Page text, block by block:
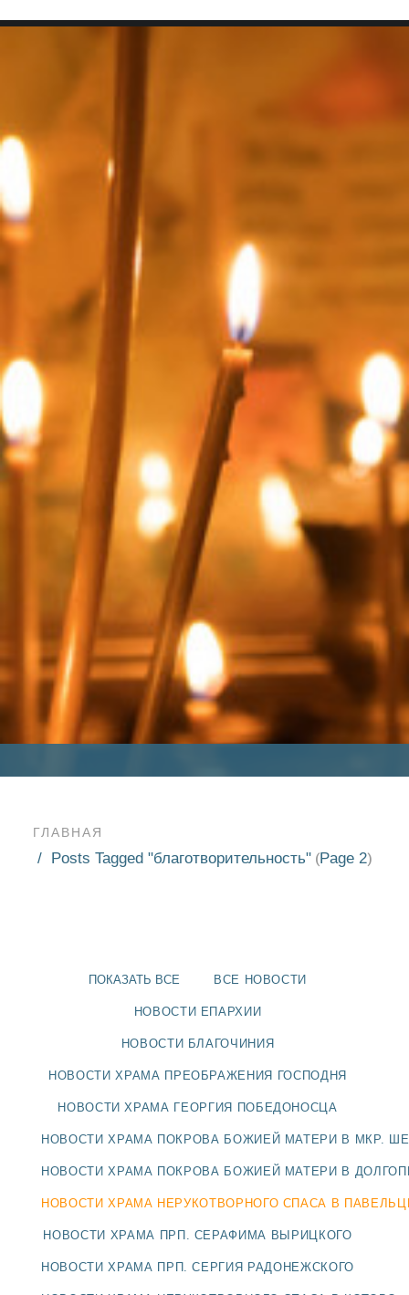
SEARCH
НОВОСТИ
БЛАГОЧИНИЯ
ДОЛГОПРУДНЕНСКОЕ
СЕРГИЕВО-ПОСАДСКОЙ
ГЛАВНАЯ
Posts Tagged "благотворительность" (Page 2)
ПОКАЗАТЬ ВСЕ ВСЕ НОВОСТИ
НОВОСТИ ЕПАРХИИ
НОВОСТИ БЛАГОЧИНИЯ
НОВОСТИ ХРАМА ПРЕОБРАЖЕНИЯ ГОСПОДНЯ
НОВОСТИ ХРАМА ГЕОРГИЯ ПОБЕДОНОСЦА
НОВОСТИ ХРАМА ПОКРОВА БОЖИЕЙ МАТЕРИ В МКР.
НОВОСТИ ХРАМА ПОКРОВА БОЖИЕЙ МАТЕРИ В
НОВОСТИ ХРАМА НЕРУКОТВОРНОГО СПАСА В
НОВОСТИ ХРАМА ПРП. СЕРАФИМА ВЫРИЦКОГО
НОВОСТИ ХРАМА ПРП. СЕРГИЯ РАДОНЕЖСКОГО